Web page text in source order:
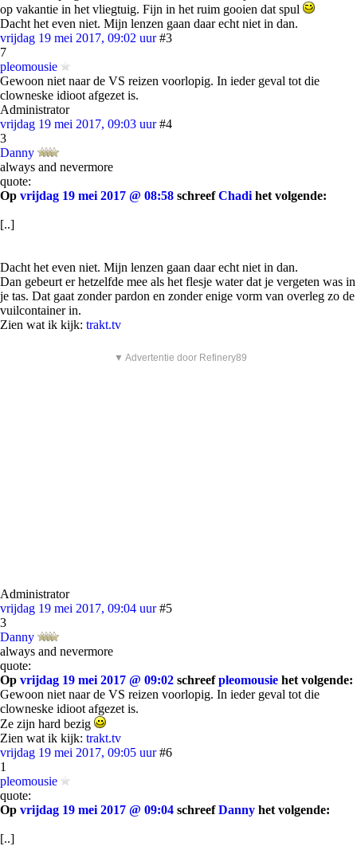
op vakantie in het vliegtuig. Fijn in het ruim gooien dat spul
Dacht het even niet. Mijn lenzen gaan daar echt niet in dan.
vrijdag 19 mei 2017, 09:02 uur #3
7
pleomousie
Gewoon niet naar de VS reizen voorlopig. In ieder geval tot die
clowneske idioot afgezet is.
Administrator
vrijdag 19 mei 2017, 09:03 uur #4
3
Danny
always and nevermore
quote:
Op vrijdag 19 mei 2017 @ 08:58 schreefChadi het volgende:
[..]
Dacht het even niet. Mijn lenzen gaan daar echt niet in dan.
Dan gebeurt er hetzelfde mee als het flesje water dat je vergeten was in
je tas. Dat gaat zonder pardon en zonder enige vorm van overleg zo de
vuilcontainer in.
Zien wat ik kijk: trakt.tv
▼ Advertentie door Refinery89
Administrator
vrijdag 19 mei 2017, 09:04 uur #5
3
Danny
always and nevermore
quote:
Op vrijdag 19 mei 2017 @ 09:02 schreefpleomousie het volgende:
Gewoon niet naar de VS reizen voorlopig. In ieder geval tot die
clowneske idioot afgezet is.
Ze zijn hard bezig
Zien wat ik kijk: trakt.tv
vrijdag 19 mei 2017, 09:05 uur #6
1
pleomousie
quote:
Op vrijdag 19 mei 2017 @ 09:04 schreefDanny het volgende:
[..]